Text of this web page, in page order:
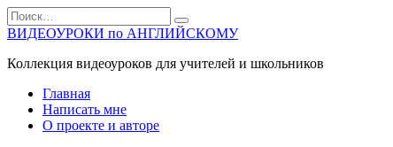
Перейти
к
содержанию
Search
for:
ВИДЕОУРОКИ по АНГЛИЙСКОМУ
Коллекция видеоуроков для учителей и школьников
Главная
Написать мне
О проекте и авторе